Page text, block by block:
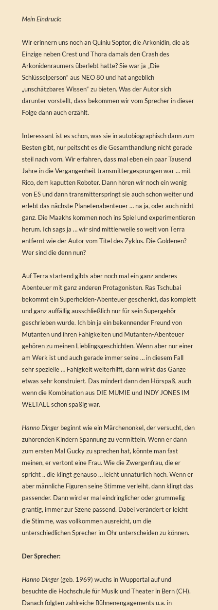
Mein Eindruck:
Wir erinnern uns noch an Quiniu Soptor, die Arkonidin, die als
Einzige neben Crest und Thora damals den Crash des
Arkonidenraumers überlebt hatte? Sie war ja „Die
Schlüsselperson“ aus NEO 80 und hat angeblich
„unschätzbares Wissen“ zu bieten. Was der Autor sich
darunter vorstellt, dass bekommen wir vom Sprecher in dieser
Folge dann auch erzählt.
Interessant ist es schon, was sie in autobiographisch dann zum
Besten gibt, nur peitscht es die Gesamthandlung nicht gerade
steil nach vorn. Wir erfahren, dass mal eben ein paar Tausend
Jahre in die Vergangenheit transmittergesprungen war … mit
Rico, dem kaputten Roboter. Dann hören wir noch ein wenig
von ES und dann transmitterspringt sie auch schon weiter und
erlebt das nächste Planetenabenteuer … na ja, oder auch nicht
ganz. Die Maakhs kommen noch ins Spiel und experimentieren
herum. Ich sags ja … wir sind mittlerweile so weit von Terra
entfernt wie der Autor vom Titel des Zyklus. Die Goldenen?
Wer sind die denn nun?
Auf Terra startend gibts aber noch mal ein ganz anderes
Abenteuer mit ganz anderen Protagonisten. Ras Tschubai
bekommt ein Superhelden-Abenteuer geschenkt, das komplett
und ganz auffällig ausschließlich nur für sein Supergehör
geschrieben wurde. Ich bin ja ein bekennender Freund von
Mutanten und ihren Fähigkeiten und Mutanten-Abenteuer
gehören zu meinen Lieblingsgeschichten. Wenn aber nur einer
am Werk ist und auch gerade immer seine … in diesem Fall
sehr spezielle … Fähigkeit weiterhilft, dann wirkt das Ganze
etwas sehr konstruiert. Das mindert dann den Hörspaß, auch
wenn die Kombination aus DIE MUMIE und INDY JONES IM
WELTALL schon spaßig war.
Hanno Dingerbeginnt wie ein Märchenonkel, der versucht, den
zuhörenden Kindern Spannung zu vermitteln. Wenn er dann
zum ersten Mal Gucky zu sprechen hat, könnte man fast
meinen, er vertont eine Frau. Wie die Zwergenfrau, die er
spricht .. die klingt genauso … leicht unnatürlich hoch. Wenn er
aber männliche Figuren seine Stimme verleiht, dann klingt das
passender. Dann wird er mal eindringlicher oder grummelig
grantig, immer zur Szene passend. Dabei verändert er leicht
die Stimme, was vollkommen ausreicht, um die
unterschiedlichen Sprecher im Ohr unterscheiden zu können.
Der Sprecher:
Hanno Dinger(geb. 1969) wuchs in Wuppertal auf und
besuchte die Hochschule für Musik und Theater in Bern (CH).
Danach folgten zahlreiche Bühnenengagements u.a. in